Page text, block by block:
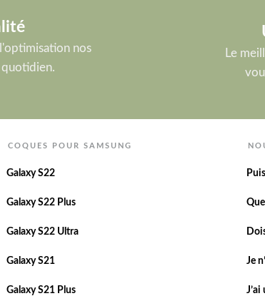
nos
Le
COQUES POUR SAMSUNG
Galaxy S22
Galaxy S22 Plus
Galaxy S22 Ultra
Galaxy S21
Galaxy S21 Plus
Je